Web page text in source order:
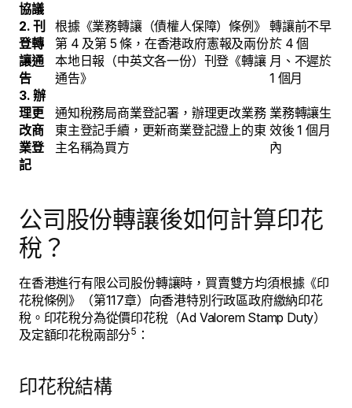
協議
2. 刊
登轉
讓通
告
根據《業務轉讓（債權人保障）條例》
第 4 及第 5 條，在香港政府憲報及兩份
本地日報（中英文各一份）刊登《轉讓
通告》
轉讓前不早
於 4 個
月、不遲於
1 個月
3. 辦
理更
改商
業登
記
通知稅務局商業登記署，辦理更改業務
東主登記手續，更新商業登記證上的東
主名稱為買方
業務轉讓生
效後 1 個月
內
公司股份轉讓後如何計算印花
稅？
在香港進行有限公司股份轉讓時，買賣雙方均須根據《印
花稅條例》（第117章）向香港特別行政區政府繳納印花
稅。印花稅分為從價印花稅（Ad Valorem Stamp Duty）
及定額印花稅兩部分5 ：
印花稅結構